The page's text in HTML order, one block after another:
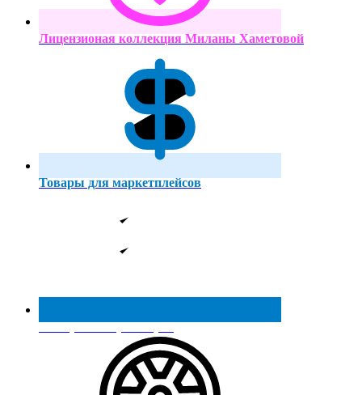
Лицензионая коллекция Миланы Хаметовой
Товары для маркетплейсов
Реестр МинПромТорга